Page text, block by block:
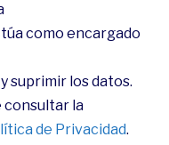
como encargado
suprimir los datos.
consultar la
de Privacidad.